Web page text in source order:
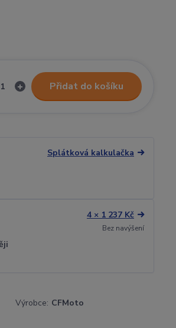
Přidat do košíku
Splátková kalkulačka
4 × 1 237 Kč
Bez navýšení
Výrobce: CFMoto